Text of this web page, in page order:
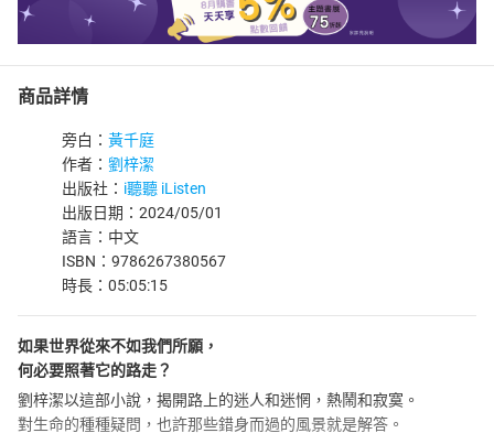
商品詳情
旁白： 黃千庭
作者： 劉梓潔
出版社： i聽聽 iListen
出版日期：2024/05/01
語言：中文
ISBN：9786267380567
時長：05:05:15
如果世界從來不如我們所願，
何必要照著它的路走？
劉梓潔以這部小說，揭開路上的迷人和迷惘，熱鬧和寂寞。
對生命的種種疑問，也許那些錯身而過的風景就是解答。